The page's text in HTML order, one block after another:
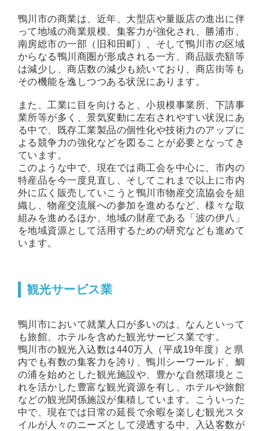
鴨川市の商業は、近年、大型店や量販店の進出に伴
って地域の商業規模、集客力が強化され、勝浦市、
南房総市の一部（旧和田町）、そして鴨川市の区域
からなる鴨川商圏が形成される一方、商品販売額等
は減少し、商店数の減少も続いており、商店街等も
その機能を逸しつつある状況にあります。
また、工業に目を向けると、小規模事業所、下請事
業所等が多く、景気変動に左右されやすい状況にあ
る中で、既存工業製品の個性化や技術力のアップに
よる競争力の強化などを図ることが必要となってき
ています。
このような中で、現在では商工会を中心に、市内の
特産品を今一度見直し、そしてこれまで以上に市内
外に広く販売していこうと鴨川市物産交流協会を組
織し、物産交流展への参加を進めるなど、様々な取
組みを進めるほか、地域の財産である「波の伊八」
を地域資源として活用するための研究なども進めて
います。
観光サービス業
鴨川市において就業人口が多いのは、なんといって
も旅館、ホテルを含めた観光サービス業です。
鴨川市の観光入込数は440万人（平成19年度）と県
内でも有数の集客力を誇り、鴨川シーワールド、鯛
の浦を始めとした観光施設や、豊かな自然環境とこ
れを活かした豊富な観光資源を有し、ホテルや旅館
などの観光関係施設が集積しています。こういった
中で、現在では日常の延長で余暇を楽しむ観光スタ
イルが人々のニーズとして浸透する中、入込客数が